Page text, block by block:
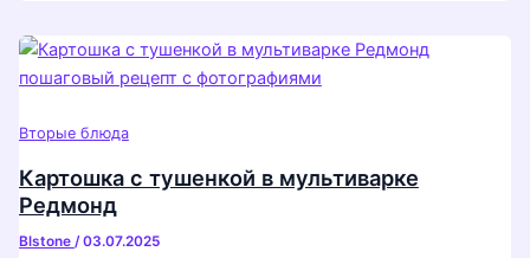
Вторые блюда
Картошка с тушенкой в мультиварке
Редмонд
Blstone /03.07.2025